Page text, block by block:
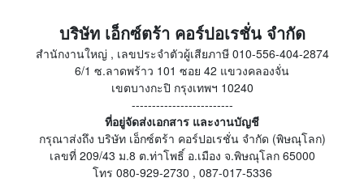
บริษัท เอ็กซ์ตร้า คอร์ปอเรชั่น จำกัด
สำนักงานใหญ่ , เลขประจำตัวผู้เสียภาษี 010-556-404-2874
6/1 ซ.ลาดพร้าว 101 ซอย 42 แขวงคลองจั่น
เขตบางกะปิ กรุงเทพฯ 10240
-------------------------
ที่อยู่จัดส่งเอกสาร และงานบัญชี
กรุณาส่งถึง บริษัท เอ็กซ์ตร้า คอร์ปอเรชั่น จำกัด (พิษณุโลก)
เลขที่ 209/43 ม.8 ต.ท่าโพธิ์ อ.เมือง จ.พิษณุโลก 65000
โทร 080-929-2730 , 087-017-5336